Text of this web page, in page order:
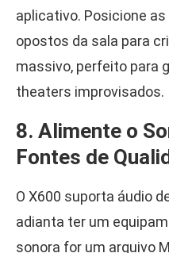
aplicativo. Posicione
opostos da sala para
massivo, perfeito para
theaters improvisados.
8. Alimente o
Fontes de
O X600 suporta áudio
adianta ter um
sonora for um arquivo